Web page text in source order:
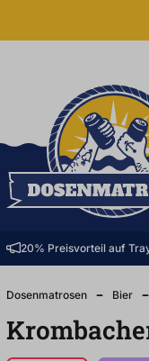
20% Preisvorteil auf
Dosenmatrosen Bier